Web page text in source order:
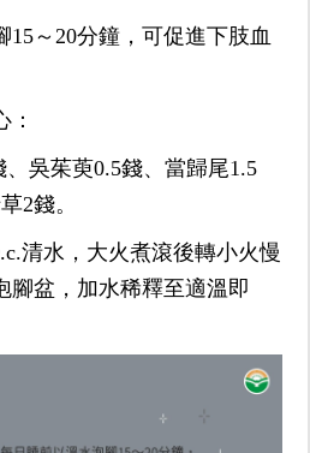
15～20分鐘，可促進下肢血
吳茱萸0.5錢、當歸尾1.5
2錢。
清水，大火煮滾後轉小火慢
腳盆，加水稀釋至適溫即